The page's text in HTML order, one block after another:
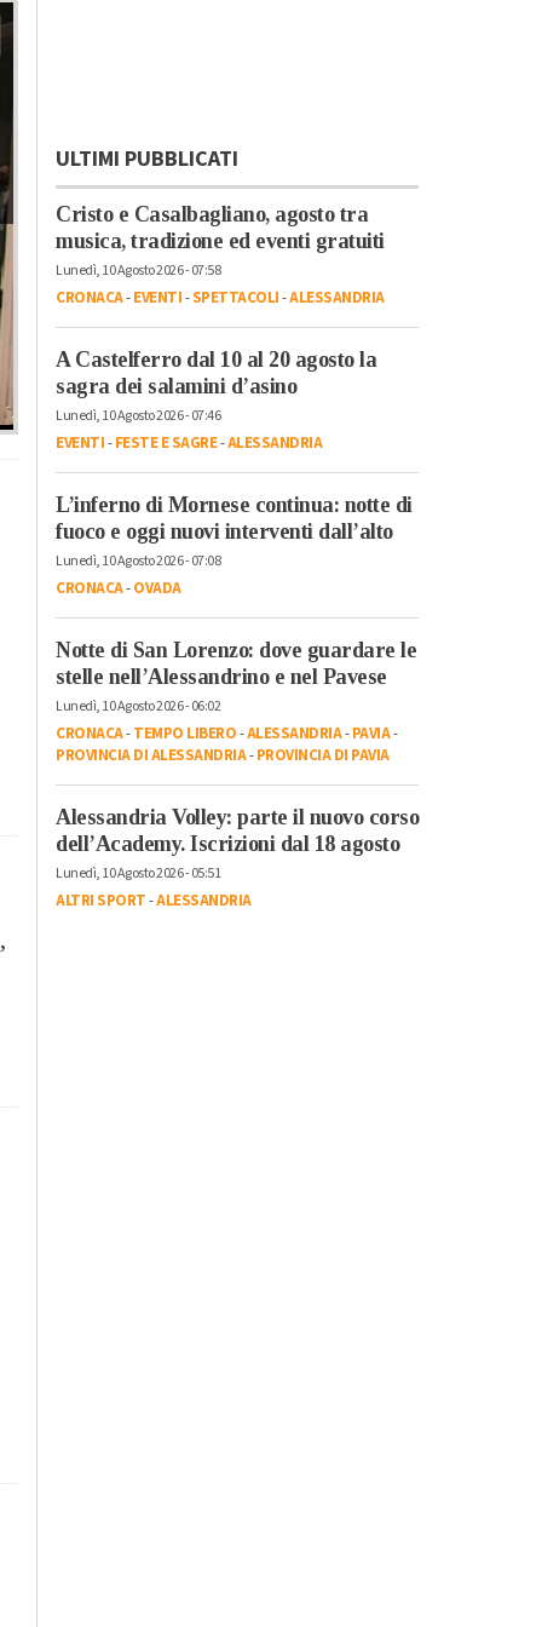
ULTIMI PUBBLICATI
Cristo e Casalbagliano, agosto tra
musica, tradizione ed eventi gratuiti
Lunedì, 10 Agosto 2026 - 07:58
CRONACA-EVENTI-SPETTACOLI-ALESSANDRIA
A Castelferro dal 10 al 20 agosto la
sagra dei salamini d’asino
Lunedì, 10 Agosto 2026 - 07:46
EVENTI-FESTE E SAGRE-ALESSANDRIA
L’inferno di Mornese continua: notte di
fuoco e oggi nuovi interventi dall’alto
Lunedì, 10 Agosto 2026 - 07:08
CRONACA-OVADA
Notte di San Lorenzo: dove guardare le
stelle nell’Alessandrino e nel Pavese
Lunedì, 10 Agosto 2026 - 06:02
CRONACA-TEMPO LIBERO-ALESSANDRIA-PAVIA-
PROVINCIA DI ALESSANDRIA-PROVINCIA DI PAVIA
Alessandria Volley: parte il nuovo corso
dell’Academy. Iscrizioni dal 18 agosto
Lunedì, 10 Agosto 2026 - 05:51
ALTRI SPORT-ALESSANDRIA